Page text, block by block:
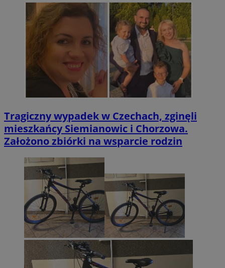
Tragiczny wypadek w Czechach, zginęli
mieszkańcy Siemianowic i Chorzowa.
Założono zbiórki na wsparcie rodzin